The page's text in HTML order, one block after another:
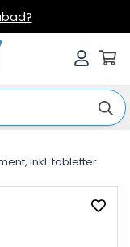
inkl. tabletter